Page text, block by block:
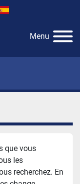
Menu
que vous
les
recherchez. En